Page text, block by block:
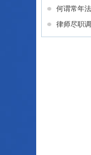
何谓常年
律师尽职